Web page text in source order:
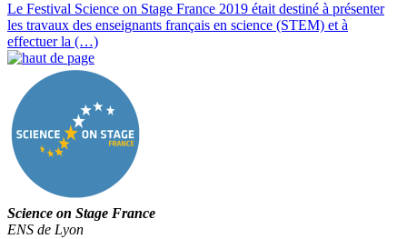
Le Festival Science on Stage France 2019 était destiné à présenter
les travaux des enseignants français en science (STEM) et à
effectuer la (…)
Science on Stage France
ENS de Lyon